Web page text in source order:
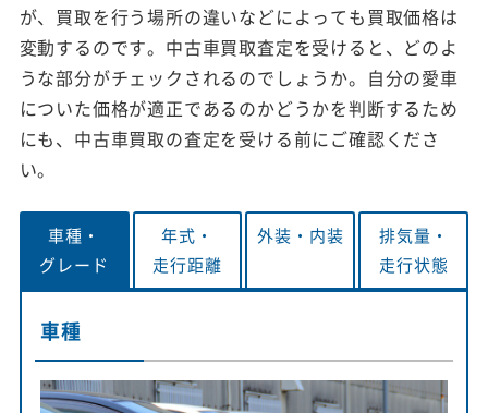
が、買取を行う場所の違いなどによっても買取価格は
変動するのです。中古車買取査定を受けると、どのよ
うな部分がチェックされるのでしょうか。自分の愛車
についた価格が適正であるのかどうかを判断するため
にも、中古車買取の査定を受ける前にご確認くださ
い。
車種・
グレード
年式・
走行距離
外装・ 内装
排気量・
走行状態
車種